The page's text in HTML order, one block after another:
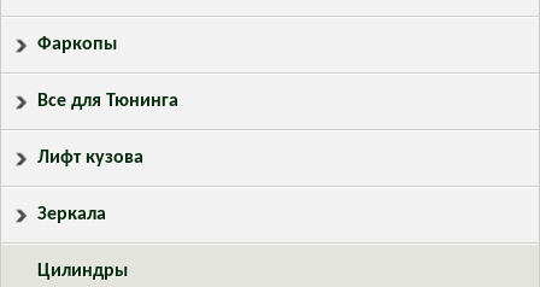
Фаркопы
Все для Тюнинга
Лифт кузова
Зеркала
Цилиндры